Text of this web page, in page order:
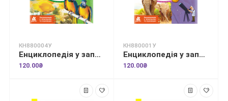
КН880004У
Енциклопедія у запитаннях та відповідях. 100 відповідей на запитання "ЩО"?
120.00₴
КН880001У
Енциклопедія у запитаннях та відповідях. 100 відповідей на запитання "ЯК"?
120.00₴